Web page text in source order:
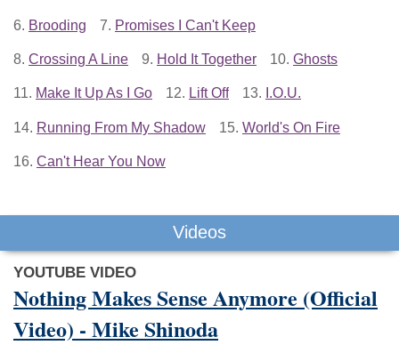
6. Brooding 7. Promises I Can't Keep
8. Crossing A Line 9. Hold It Together 10. Ghosts
11. Make It Up As I Go 12. Lift Off 13. I.O.U.
14. Running From My Shadow 15. World's On Fire
16. Can't Hear You Now
Videos
YOUTUBE VIDEO
Nothing Makes Sense Anymore (Official
Video) - Mike Shinoda